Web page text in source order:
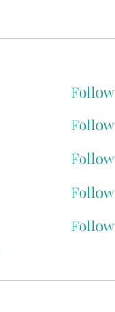
Follow
Follow
Follow
Follow
Follow